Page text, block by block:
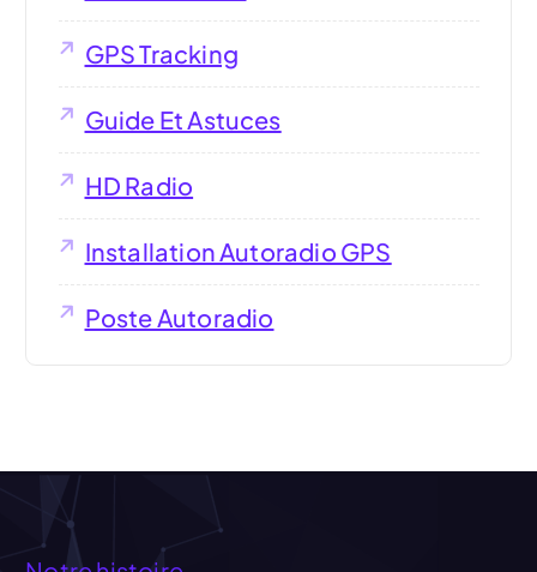
GPS Tracking
Guide Et Astuces
HD Radio
Installation Autoradio GPS
Poste Autoradio